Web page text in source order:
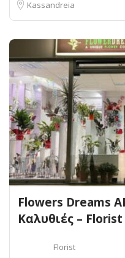
Kassandreia
Flowers Dreams
Καλυθιές – Florist
Florist